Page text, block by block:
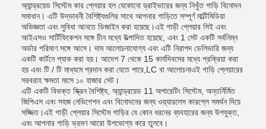
অ্যান্ড্রয়েড সিস্টেম কার প্লেয়ার হল যেকোনো ড্রাইভারের জন্য নিখুঁত গাড়ি বিনোদন
সমাধান। এটি উদ্ভাবনী বৈশিষ্ট্যগুলির সাথে আপনার গাড়িতে সম্পূর্ণ মাল্টিমিডিয়া
অভিজ্ঞতা এবং সুবিধা আনতে ডিজাইন করা হয়েছে।এই গাড়ী প্লেয়ার সিই এবং
আইএসও সার্টিফিকেশন সঙ্গে চীন মধ্যে উত্পাদিত হয়েছে, এবং 1 সেট একটি সর্বনিম্ন
অর্ডার পরিমাণ সঙ্গে আসে। দাম আলোচনাযোগ্য এবং এটি নিরাপদ ডেলিভারি জন্য
একটি কার্টনে প্যাক করা হয়। আদেশ 7 থেকে 15 কার্যদিবসের মধ্যে প্রক্রিয়া করা
হয় এবং টি / টি মাধ্যমে প্রদান করা যেতে পারে,LC বা আলোচনাএই গাড়ি প্লেয়ারের
সরবরাহ ক্ষমতা মাসে ১০ হাজার সেট।
এটি একটি বিভক্ত স্ক্রিন বৈশিষ্ট্য, অ্যান্ড্রয়েড 11 অপারেটিং সিস্টেম, অন্তর্নির্মিত
জিপিএস এবং সহজ নেভিগেশন এবং বিনোদনের জন্য ওয়্যারলেস কারপ্লে সমর্থন দিয়ে
সজ্জিত।এই গাড়ী প্লেয়ার সিস্টেম গাড়ির যে কোন ধরনের ব্যবহারের জন্য উপযুক্ত,
এবং আপনার গাড়ি ভ্রমণ আরো উপভোগ্য করে তুলবে।